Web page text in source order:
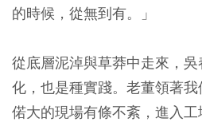
的時候，從無到有。」
從底層泥淖與草莽中走來，
化，也是種實踐。老董領著我
偌大的現場有條不紊，進入